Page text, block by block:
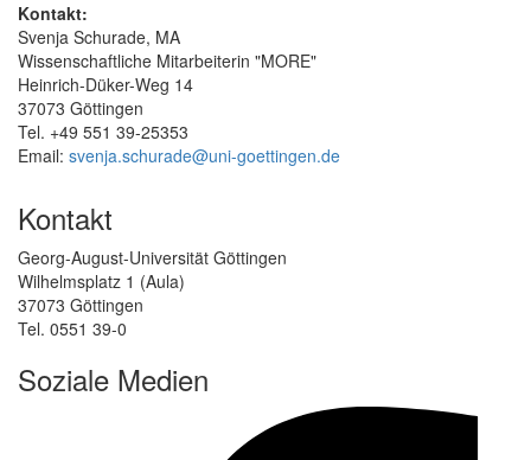
Kontakt:
Svenja Schurade, MA
Wissenschaftliche Mitarbeiterin "MORE"
Heinrich-Düker-Weg 14
37073 Göttingen
Tel. +49 551 39-25353
Email: svenja.schurade@uni-goettingen.de
Kontakt
Georg-August-Universität Göttingen
Wilhelmsplatz 1 (Aula)
37073 Göttingen
Tel. 0551 39-0
Soziale Medien